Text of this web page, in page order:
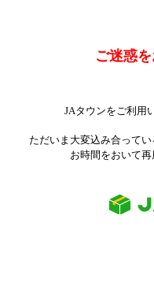
ご迷惑
JAタウンをご利用
ただいま大変込み合って
お時間をおいて